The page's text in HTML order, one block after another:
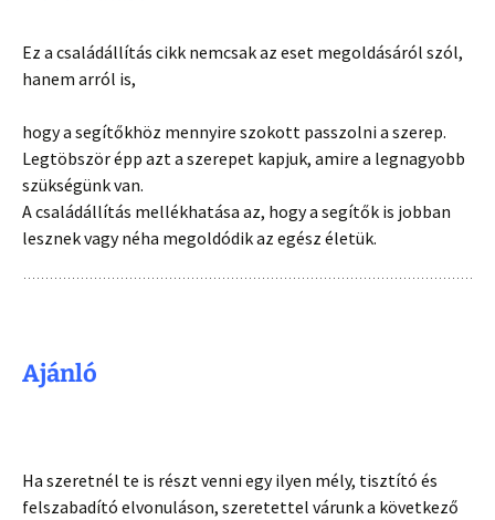
Ez a családállítás cikk nemcsak az eset megoldásáról szól,
hanem arról is,
hogy a segítőkhöz mennyire szokott passzolni a szerep.
Legtöbször épp azt a szerepet kapjuk, amire a legnagyobb
szükségünk van.
A családállítás mellékhatása az, hogy a segítők is jobban
lesznek vagy néha megoldódik az egész életük.
Ajánló
Ha szeretnél te is részt venni egy ilyen mély, tisztító és
felszabadító elvonuláson, szeretettel várunk a következő